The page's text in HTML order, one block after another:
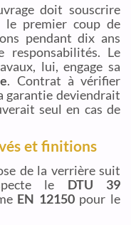
doit souscrire
le premier coup de
pendant dix ans
responsabilités. Le
lui, engage sa
. Contrat à vérifier
garantie deviendrait
seul en cas de
et finitions
de la verrière suit
le DTU 39
EN 12150pour le